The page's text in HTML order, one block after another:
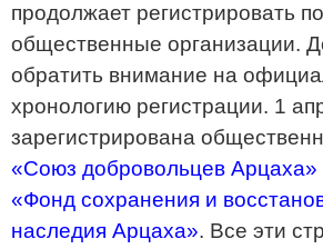
продолжает регистрировать
общественные организации.
обратить внимание на
хронологию регистрации. 1
зарегистрирована
«Союз добровольцев Арцаха»
«Фонд сохранения и
наследия Арцаха». Все эти